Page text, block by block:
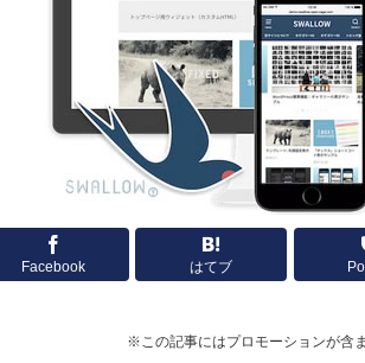
Facebook はてブ
※この記事にはプロモーションが含